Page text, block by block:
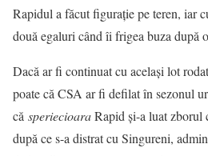
Rapidul a făcut figurație pe teren, iar
două egaluri când îi frigea buza după
Dacă ar fi continuat cu același lot
poate că CSA ar fi defilat în sezonul
că speriecioaraRapid și-a luat zborul
după ce s-a distrat cu Singureni,